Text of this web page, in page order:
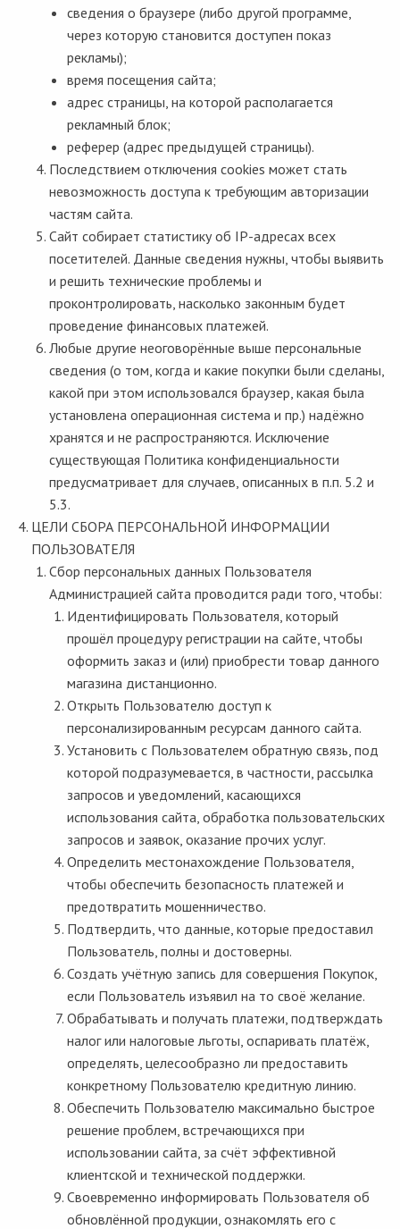
сведения о браузере (либо другой программе,
через которую становится доступен показ
рекламы);
время посещения сайта;
адрес страницы, на которой располагается
рекламный блок;
реферер (адрес предыдущей страницы).
Последствием отключения cookies может стать
невозможность доступа к требующим авторизации
частям сайта.
Сайт собирает статистику об IP-адресах всех
посетителей. Данные сведения нужны, чтобы выявить
и решить технические проблемы и
проконтролировать, насколько законным будет
проведение финансовых платежей.
Любые другие неоговорённые выше персональные
сведения (о том, когда и какие покупки были сделаны,
какой при этом использовался браузер, какая была
установлена операционная система и пр.) надёжно
хранятся и не распространяются. Исключение
существующая Политика конфиденциальности
предусматривает для случаев, описанных в п.п. 5.2 и
5.3.
ЦЕЛИ СБОРА ПЕРСОНАЛЬНОЙ ИНФОРМАЦИИ
ПОЛЬЗОВАТЕЛЯ
Сбор персональных данных Пользователя
Администрацией сайта проводится ради того, чтобы:
Идентифицировать Пользователя, который
прошёл процедуру регистрации на сайте, чтобы
оформить заказ и (или) приобрести товар данного
магазина дистанционно.
Открыть Пользователю доступ к
персонализированным ресурсам данного сайта.
Установить с Пользователем обратную связь, под
которой подразумевается, в частности, рассылка
запросов и уведомлений, касающихся
использования сайта, обработка пользовательских
запросов и заявок, оказание прочих услуг.
Определить местонахождение Пользователя,
чтобы обеспечить безопасность платежей и
предотвратить мошенничество.
Подтвердить, что данные, которые предоставил
Пользователь, полны и достоверны.
Создать учётную запись для совершения Покупок,
если Пользователь изъявил на то своё желание.
Обрабатывать и получать платежи, подтверждать
налог или налоговые льготы, оспаривать платёж,
определять, целесообразно ли предоставить
конкретному Пользователю кредитную линию.
Обеспечить Пользователю максимально быстрое
решение проблем, встречающихся при
использовании сайта, за счёт эффективной
клиентской и технической поддержки.
Своевременно информировать Пользователя об
обновлённой продукции, ознакомлять его с